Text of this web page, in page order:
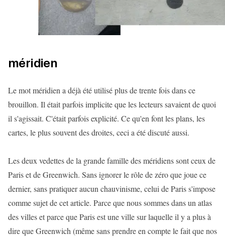
méridien
Le mot méridien a déjà été utilisé plus de trente fois dans ce
brouillon. Il était parfois implicite que les lecteurs savaient de quoi
il s'agissait. C'était parfois explicité. Ce qu'en font les plans, les
cartes, le plus souvent des droites, ceci a été discuté aussi.
Les deux vedettes de la grande famille des méridiens sont ceux de
Paris et de Greenwich. Sans ignorer le rôle de zéro que joue ce
dernier, sans pratiquer aucun chauvinisme, celui de Paris s'impose
comme sujet de cet article. Parce que nous sommes dans un atlas
des villes et parce que Paris est une ville sur laquelle il y a plus à
dire que Greenwich (même sans prendre en compte le fait que nos